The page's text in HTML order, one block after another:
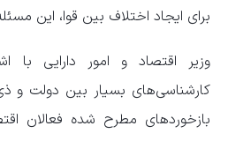
برای ایجاد اختلاف بین قوا، این
وزیر اقتصاد و امور دارایی
کارشناسی‌های بسیار بین دولت و
بازخوردهای مطرح شده فعالان